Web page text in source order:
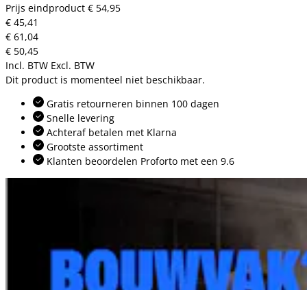
Prijs eindproduct € 54,95
€ 45,41
€ 61,04
€ 50,45
Incl. BTW Excl. BTW
Dit product is momenteel niet beschikbaar.
Gratis retourneren binnen 100 dagen
Snelle levering
Achteraf betalen met Klarna
Grootste assortiment
Klanten beoordelen Proforto met een 9.6